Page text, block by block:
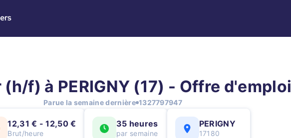
f) à PERIGNY (17) - Offre d'emploi
Parue la semaine dernière 1327797947
12,31 € - 12,50 €
Brut/heure
35 heures
par semaine
PERIGNY
17180